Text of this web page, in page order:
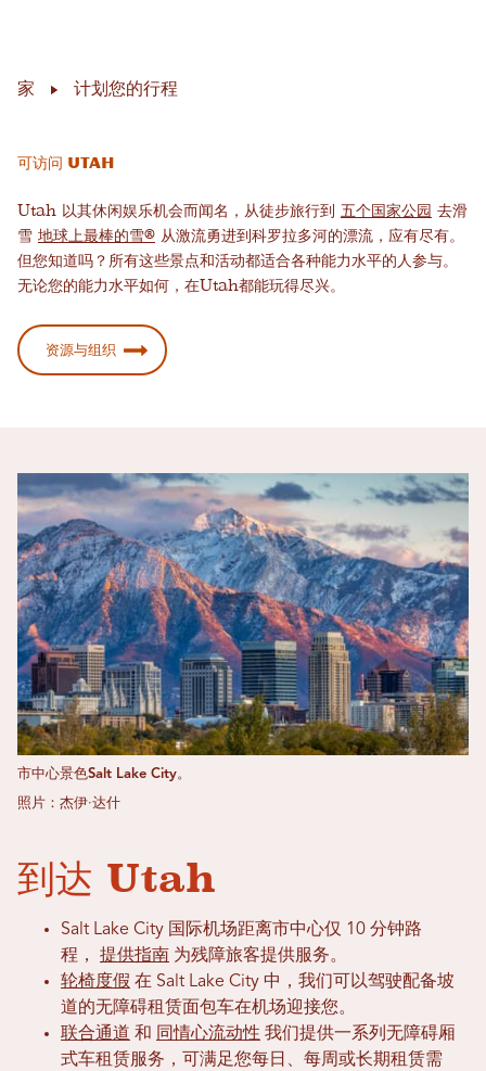
家 计划您的行程
可访问 UTAH
Utah 以其休闲娱乐机会而闻名，从徒步旅行到 五个国家公园 去滑
雪 地球上最棒的雪® 从激流勇进到科罗拉多河的漂流，应有尽有。
但您知道吗？所有这些景点和活动都适合各种能力水平的人参与。
无论您的能力水平如何，在Utah都能玩得尽兴。
资源与组织
市中心景色Salt Lake City。
照片：杰伊·达什
到达 Utah
Salt Lake City 国际机场距离市中心仅 10 分钟路
程， 提供指南 为残障旅客提供服务。
轮椅度假 在 Salt Lake City 中，我们可以驾驶配备坡
道的无障碍租赁面包车在机场迎接您。
联合通道 和 同情心流动性 我们提供一系列无障碍厢
式车租赁服务，可满足您每日、每周或长期租赁需